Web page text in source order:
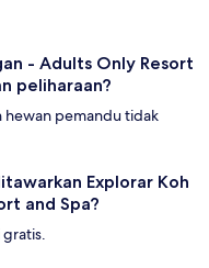
- Adults Only Resort
peliharaan?
hewan pemandu tidak
Explorar Koh
and Spa?